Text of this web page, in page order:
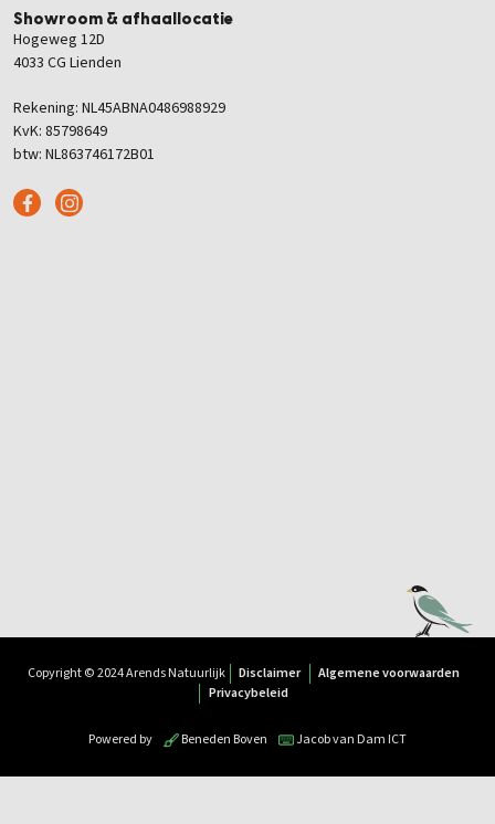
Showroom & afhaallocatie
Hogeweg 12D
4033 CG Lienden
Rekening: NL45ABNA0486988929
KvK: 85798649
btw: NL863746172B01
Copyright © 2024 Arends Natuurlijk Disclaimer
Algemene voorwaarden
Privacybeleid
Powered by Beneden Boven Jacob van Dam ICT